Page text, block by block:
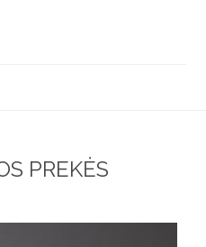
PREKĖS